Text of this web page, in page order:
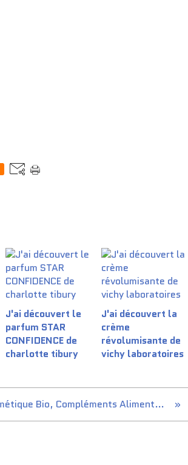
J'ai découvert le
parfum STAR
CONFIDENCE de
charlotte tibury
J'ai découvert la
crème
révolumisante de
vichy laboratoires
Cosmétique Bio, Compléments Alimentaires Bio - bioetglamour.com